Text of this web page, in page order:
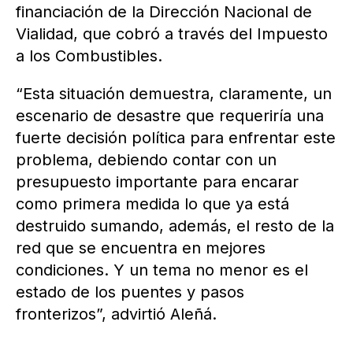
financiación de la Dirección Nacional de
Vialidad, que cobró a través del Impuesto
a los Combustibles.
“Esta situación demuestra, claramente, un
escenario de desastre que requeriría una
fuerte decisión política para enfrentar este
problema, debiendo contar con un
presupuesto importante para encarar
como primera medida lo que ya está
destruido sumando, además, el resto de la
red que se encuentra en mejores
condiciones. Y un tema no menor es el
estado de los puentes y pasos
fronterizos”, advirtió Aleñá.